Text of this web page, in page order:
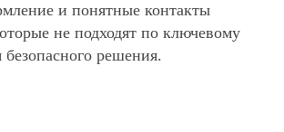
и понятные контакты
не подходят по ключевому
решения.